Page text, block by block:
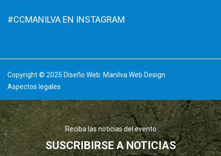
#CCMANILVA EN INSTAGRAM
Copyright © 2025 Diseño Web: Manilva Web Design
Aspectos legales
Reciba las noticias del evento
SUSCRIBIRSE A NOTICIAS